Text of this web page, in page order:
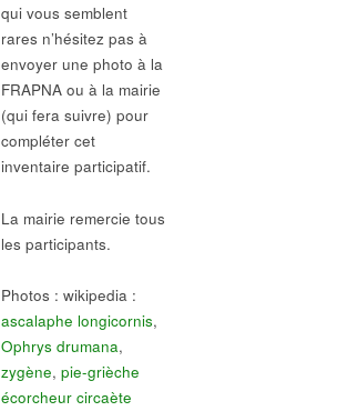
qui vous semblent
rares n’hésitez pas à
envoyer une photo à la
FRAPNA ou à la mairie
(qui fera suivre) pour
compléter cet
inventaire participatif.
La mairie remercie tous
les participants.
Photos : wikipedia :
ascalaphe longicornis,
Ophrys drumana,
zygène, pie-grièche
écorcheur circaète